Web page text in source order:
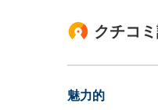
クチコ
魅力的